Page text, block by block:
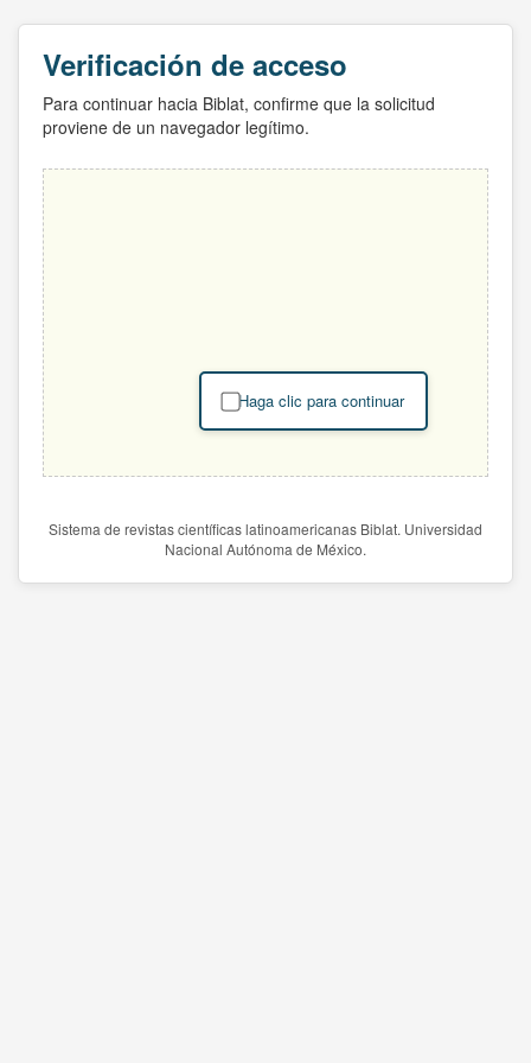
Verificación de acceso
Para continuar hacia Biblat, confirme que la solicitud
proviene de un navegador legítimo.
Haga clic para continuar
Sistema de revistas científicas latinoamericanas Biblat. Universidad
Nacional Autónoma de México.